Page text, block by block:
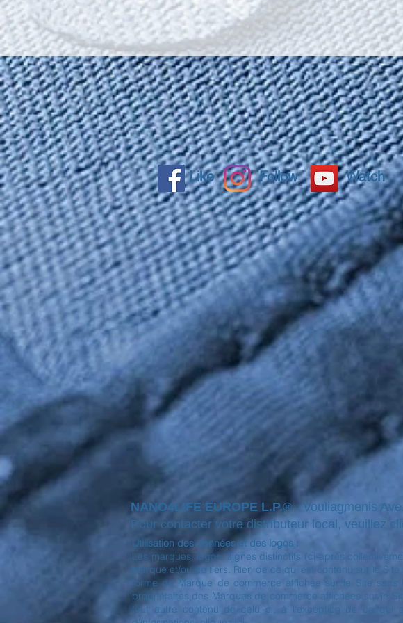
Like Follow Watch
NANO4LIFE EUROPE L.P.®- Vouliagmenis
Pour contacter votre distributeur local, veuillez
Utilisation des données et des logos :
Les marques, logos, signes distinctifs (ci-après
marque et/ou de tiers. Rien de ce qui est contenu sur le
forme de Marque de commerce affichée sur le Site
propriétaires des Marques de commerce affichées sur le
tout autre contenu de celui-ci, à l'exception de ce qui